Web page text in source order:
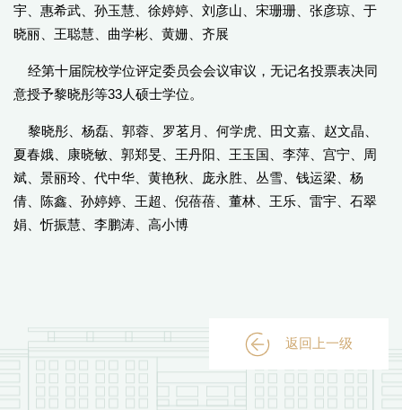
宇、惠希武、孙玉慧、徐婷婷、刘彦山、宋珊珊、张彦琼、于
晓丽、王聪慧、曲学彬、黄姗、齐展
经第十届院校学位评定委员会会议审议，无记名投票表决同
意授予黎晓彤等33人硕士学位。
黎晓彤、杨磊、郭蓉、罗茗月、何学虎、田文嘉、赵文晶、
夏春娥、康晓敏、郭郑旻、王丹阳、王玉国、李萍、宫宁、周
斌、景丽玲、代中华、黄艳秋、庞永胜、丛雪、钱运梁、杨
倩、陈鑫、孙婷婷、王超、倪蓓蓓、董林、王乐、雷宇、石翠
娟、忻振慧、李鹏涛、高小博
返回上一级